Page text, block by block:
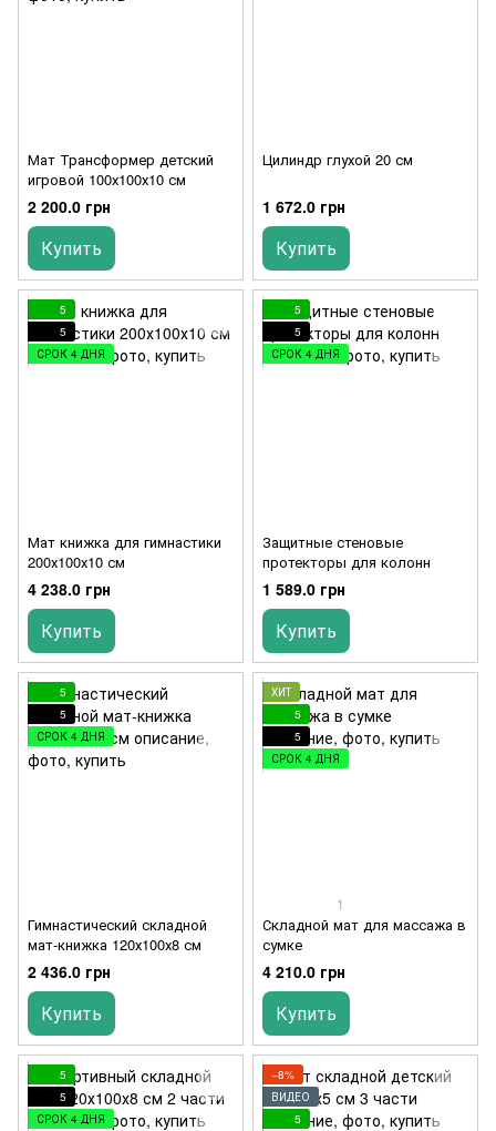
Мат Трансформер детский
игровой 100х100х10 см
2 200.0 грн
Купить
Цилиндр глухой 20 см
1 672.0 грн
Купить
5
5
СРОК 4 ДНЯ
Мат книжка для гимнастики
200х100х10 см
4 238.0 грн
Купить
5
5
СРОК 4 ДНЯ
Защитные стеновые
протекторы для колонн
1 589.0 грн
Купить
5
5
СРОК 4 ДНЯ
Гимнастический складной
мат-книжка 120х100х8 см
2 436.0 грн
Купить
ХИТ
5
5
СРОК 4 ДНЯ
1
Складной мат для массажа в
сумке
4 210.0 грн
Купить
5
5
СРОК 4 ДНЯ
−8%
ВИДЕО
5